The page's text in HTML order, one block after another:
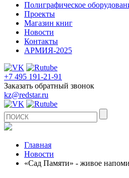
Полиграфическое
Проекты
Магазин книг
Новости
Контакты
АРМИЯ-2025
+7 495 191-21-91
Заказать обратный звонок
kz@redstar.ru
Главная
Новости
«Сад Памяти» - живое